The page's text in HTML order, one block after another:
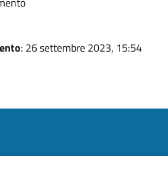
: 26 settembre 2023, 15:54